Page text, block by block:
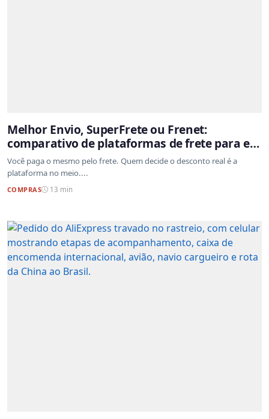
Melhor Envio, SuperFrete ou Frenet:
comparativo de plataformas de frete para e-
commerce
Você paga o mesmo pelo frete. Quem decide o desconto real é a
plataforma no meio....
COMPRAS 13 min